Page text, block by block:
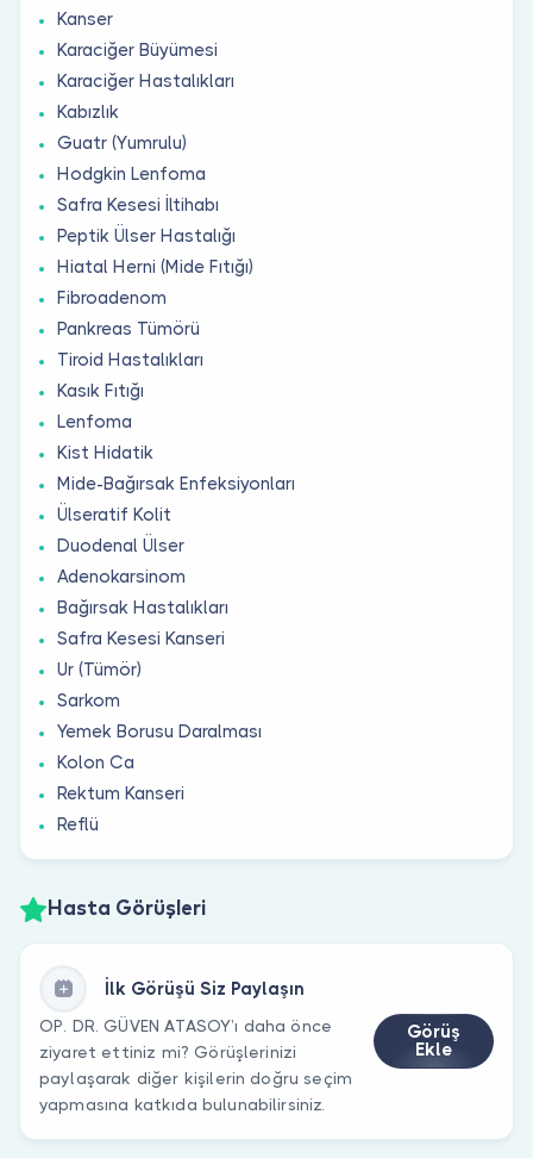
Kanser
Karaciğer Büyümesi
Karaciğer Hastalıkları
Kabızlık
Guatr (Yumrulu)
Hodgkin Lenfoma
Safra Kesesi İltihabı
Peptik Ülser Hastalığı
Hiatal Herni (Mide Fıtığı)
Fibroadenom
Pankreas Tümörü
Tiroid Hastalıkları
Kasık Fıtığı
Lenfoma
Kist Hidatik
Mide-Bağırsak Enfeksiyonları
Ülseratif Kolit
Duodenal Ülser
Adenokarsinom
Bağırsak Hastalıkları
Safra Kesesi Kanseri
Ur (Tümör)
Sarkom
Yemek Borusu Daralması
Kolon Ca
Rektum Kanseri
Reflü
Hasta Görüşleri
İlk Görüşü Siz Paylaşın
OP. DR. GÜVEN ATASOY’ı daha önce
ziyaret ettiniz mi? Görüşlerinizi
paylaşarak diğer kişilerin doğru seçim
yapmasına katkıda bulunabilirsiniz.
Görüş
Ekle